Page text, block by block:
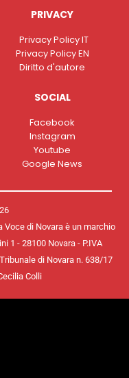
PRIVACY
Privacy Policy IT
Privacy Policy EN
Diritto d'autore
SOCIAL
Facebook
Instagram
Youtube
Google News
Voce di Novara è un marchio
1 - 28100 Novara - P.IVA
di Novara n. 638/17
Colli